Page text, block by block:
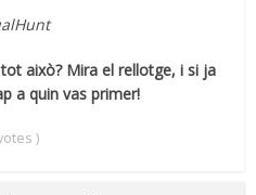
això? Mira el rellotge, i si ja
a quin vas primer!
)